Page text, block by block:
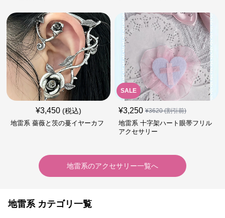
¥3,450 (税込)
地雷系 薔薇と茨の蔓イヤーカフ
SALE
¥3,250 ¥3620(割引前)
地雷系 十字架ハート眼帯フリル
アクセサリー
地雷系のアクセサリー一覧へ
地雷系 カテゴリ一覧